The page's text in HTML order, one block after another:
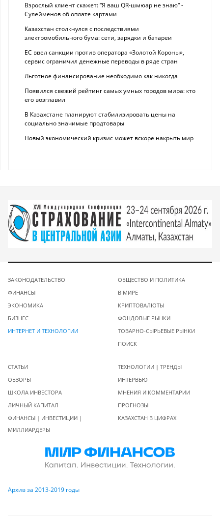
Взрослый клиент скажет: “Я ваш QR-шмюар не знаю“ -
Сулейменов об оплате картами
Казахстан столкнулся с последствиями
электромобильного бума: сети, зарядки и батареи
ЕС ввел санкции против оператора «Золотой Короны»,
сервис ограничил денежные переводы в ряде стран
Льготное финансирование необходимо как никогда
Появился свежий рейтинг самых умных городов мира: кто
его возглавил
В Казахстане планируют стабилизировать цены на
социально значимые продтовары
Новый экономический кризис может вскоре накрыть мир
ЗАКОНОДАТЕЛЬСТВО
ФИНАНСЫ
ЭКОНОМИКА
БИЗНЕС
ИНТЕРНЕТ И ТЕХНОЛОГИИ
ОБЩЕСТВО И ПОЛИТИКА
В МИРЕ
КРИПТОВАЛЮТЫ
ФОНДОВЫЕ РЫНКИ
ТОВАРНО-СЫРЬЕВЫЕ РЫНКИ
ПОИСК
СТАТЬИ
ОБЗОРЫ
ШКОЛА ИНВЕСТОРА
ЛИЧНЫЙ КАПИТАЛ
ФИНАНСЫ | ИНВЕСТИЦИИ |
МИЛЛИАРДЕРЫ
ТЕХНОЛОГИИ | ТРЕНДЫ
ИНТЕРВЬЮ
МНЕНИЯ И КОММЕНТАРИИ
ПРОГНОЗЫ
КАЗАХСТАН В ЦИФРАХ
Архив за 2013-2019 годы